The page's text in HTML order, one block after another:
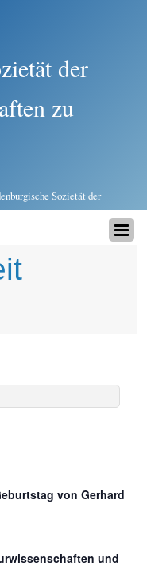
der
zu
Sozietät der
von Gerhard
und